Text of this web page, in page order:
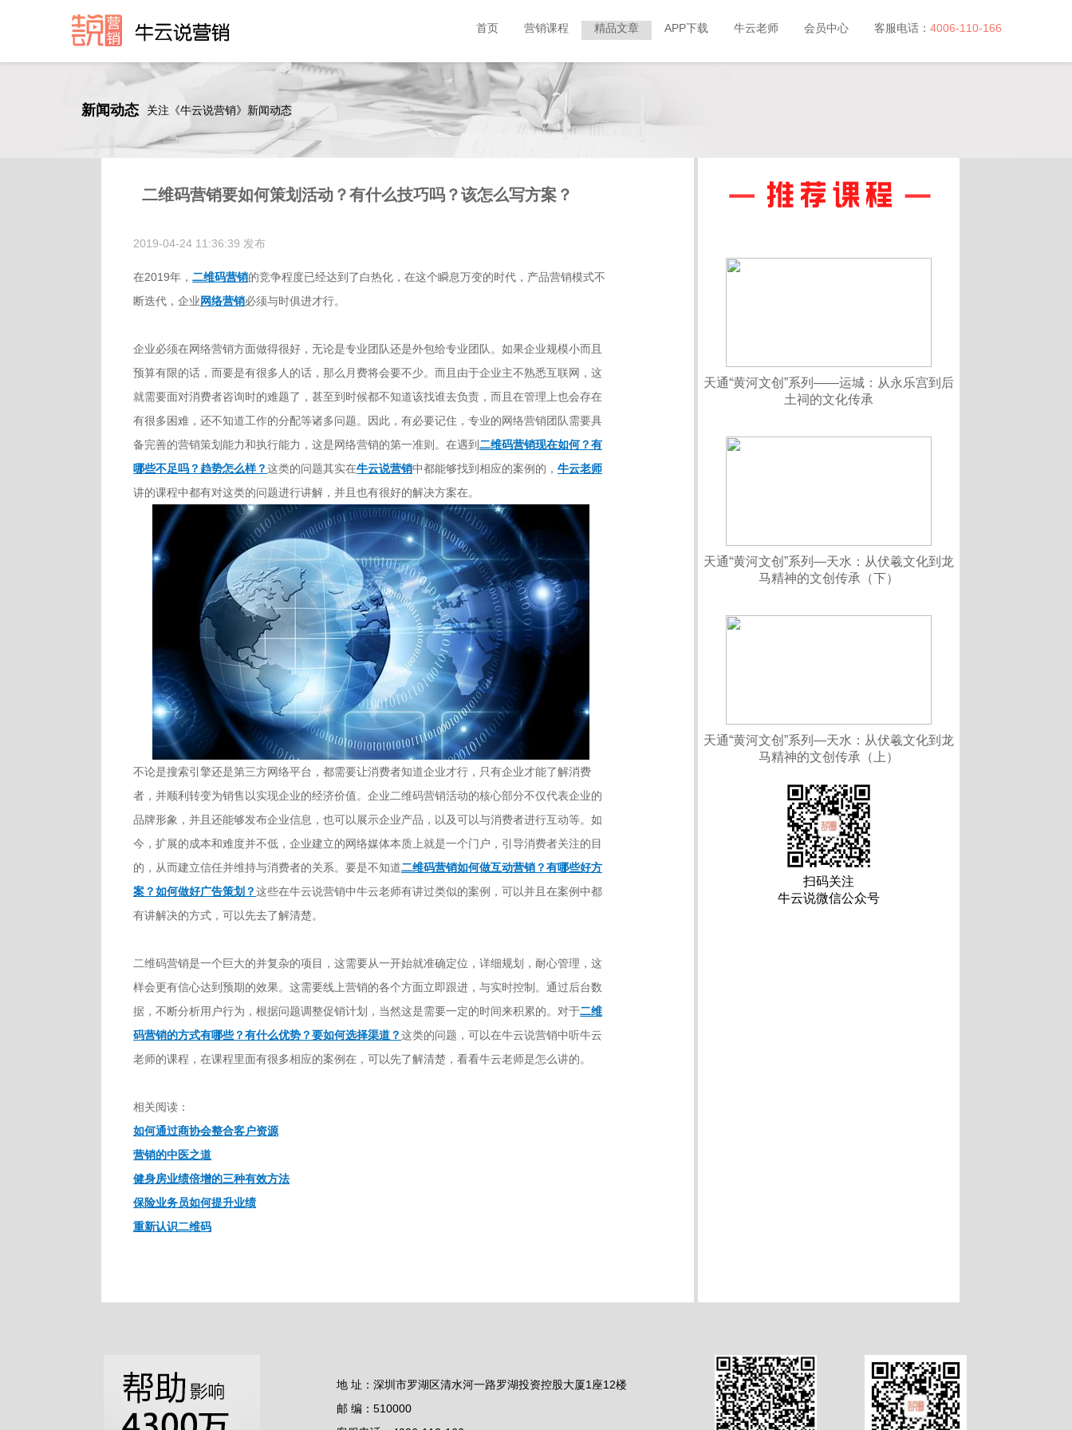
首页 营销课程 精品文章 APP下载 牛云老师 会员中心 客服电话： 4006-110-166
新闻动态 关注《牛云说营销》新闻动态
二维码营销要如何策划活动？有什么技巧吗？该怎么写方案？
2019-04-24 11:36:39 发布
在2019年，二维码营销的竞争程度已经达到了白热化，在这个瞬息万变的时代，产品营销模式不
断迭代，企业网络营销必须与时俱进才行。
企业必须在网络营销方面做得很好，无论是专业团队还是外包给专业团队。如果企业规模小而且
预算有限的话，而要是有很多人的话，那么月费将会要不少。而且由于企业主不熟悉互联网，这
就需要面对消费者咨询时的难题了，甚至到时候都不知道该找谁去负责，而且在管理上也会存在
有很多困难，还不知道工作的分配等诸多问题。因此，有必要记住，专业的网络营销团队需要具
备完善的营销策划能力和执行能力，这是网络营销的第一准则。在遇到二维码营销现在如何？有
哪些不足吗？趋势怎么样？这类的问题其实在牛云说营销中都能够找到相应的案例的，牛云老师
讲的课程中都有对这类的问题进行讲解，并且也有很好的解决方案在。
不论是搜索引擎还是第三方网络平台，都需要让消费者知道企业才行，只有企业才能了解消费
者，并顺利转变为销售以实现企业的经济价值。企业二维码营销活动的核心部分不仅代表企业的
品牌形象，并且还能够发布企业信息，也可以展示企业产品，以及可以与消费者进行互动等。如
今，扩展的成本和难度并不低，企业建立的网络媒体本质上就是一个门户，引导消费者关注的目
的，从而建立信任并维持与消费者的关系。要是不知道二维码营销如何做互动营销？有哪些好方
案？如何做好广告策划？这些在牛云说营销中牛云老师有讲过类似的案例，可以并且在案例中都
有讲解决的方式，可以先去了解清楚。
二维码营销是一个巨大的并复杂的项目，这需要从一开始就准确定位，详细规划，耐心管理，这
样会更有信心达到预期的效果。这需要线上营销的各个方面立即跟进，与实时控制。通过后台数
据，不断分析用户行为，根据问题调整促销计划，当然这是需要一定的时间来积累的。对于二维
码营销的方式有哪些？有什么优势？要如何选择渠道？这类的问题，可以在牛云说营销中听牛云
老师的课程，在课程里面有很多相应的案例在，可以先了解清楚，看看牛云老师是怎么讲的。
相关阅读：
如何通过商协会整合客户资源
营销的中医之道
健身房业绩倍增的三种有效方法
保险业务员如何提升业绩
重新认识二维码
天通“黄河文创”系列——运城：从永乐宫到后
土祠的文化传承
天通“黄河文创”系列—天水：从伏羲文化到龙
马精神的文创传承（下）
天通“黄河文创”系列—天水：从伏羲文化到龙
马精神的文创传承（上）
扫码关注
牛云说微信公众号
地 址：深圳市罗湖区清水河一路罗湖投资控股大厦1座12楼
邮 编：510000